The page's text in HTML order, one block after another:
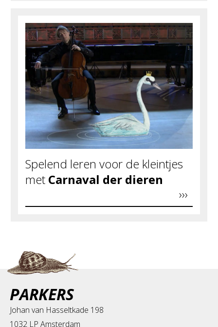
Spelend leren voor de kleintjes
met Carnaval der dieren
PARKERS
Johan van Hasseltkade 198
1032 LP Amsterdam